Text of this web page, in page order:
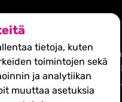
tietoja, kuten
toimintojen sekä
ja analytiikan
muuttaa asetuksia
edunvalvoja, kouluttaja
ja vaikuttaa
perustettiin